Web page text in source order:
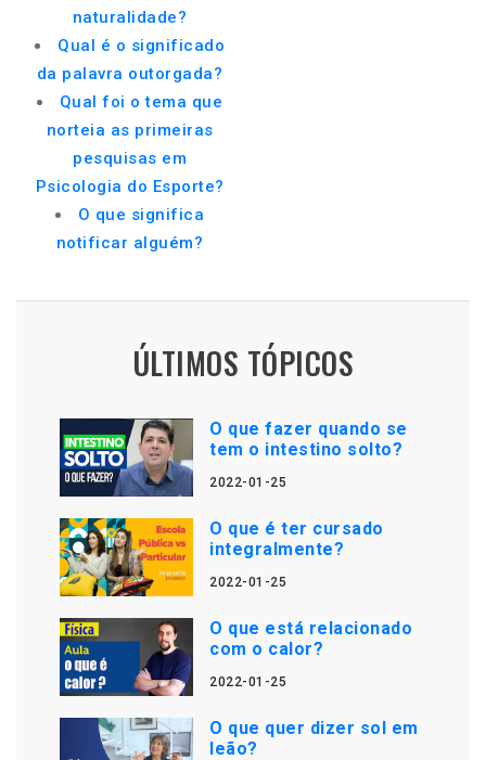
naturalidade?
Qual é o significado
da palavra outorgada?
Qual foi o tema que
norteia as primeiras
pesquisas em
Psicologia do Esporte?
O que significa
notificar alguém?
ÚLTIMOS TÓPICOS
O que fazer quando se
tem o intestino solto?
2022-01-25
O que é ter cursado
integralmente?
2022-01-25
O que está relacionado
com o calor?
2022-01-25
O que quer dizer sol em
leão?